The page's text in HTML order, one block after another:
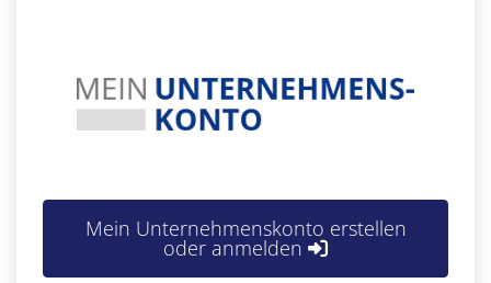
Mein Unternehmenskonto erstellen
oder anmelden